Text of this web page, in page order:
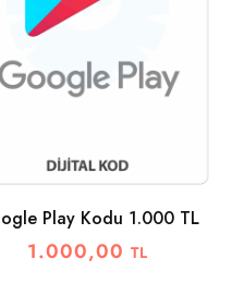
Play Kodu 1.000 TL
1.000,00 TL